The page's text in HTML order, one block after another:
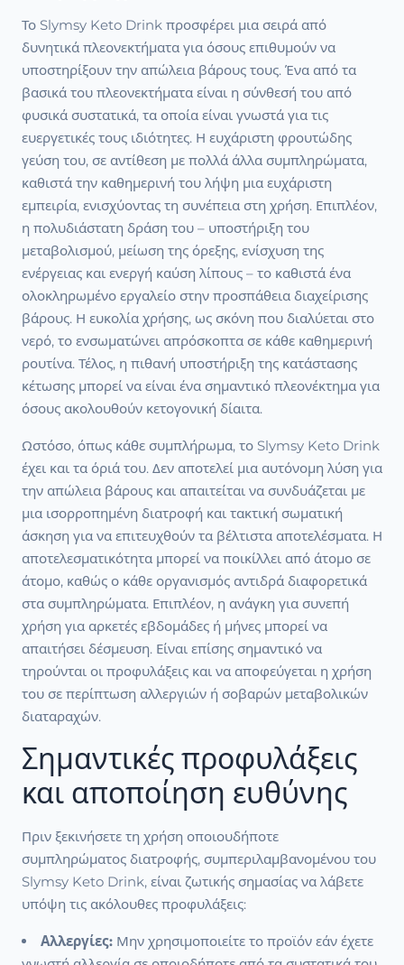
Το Slymsy Keto Drink προσφέρει μια σειρά από
δυνητικά πλεονεκτήματα για όσους επιθυμούν να
υποστηρίξουν την απώλεια βάρους τους. Ένα από τα
βασικά του πλεονεκτήματα είναι η σύνθεσή του από
φυσικά συστατικά, τα οποία είναι γνωστά για τις
ευεργετικές τους ιδιότητες. Η ευχάριστη φρουτώδης
γεύση του, σε αντίθεση με πολλά άλλα συμπληρώματα,
καθιστά την καθημερινή του λήψη μια ευχάριστη
εμπειρία, ενισχύοντας τη συνέπεια στη χρήση. Επιπλέον,
η πολυδιάστατη δράση του – υποστήριξη του
μεταβολισμού, μείωση της όρεξης, ενίσχυση της
ενέργειας και ενεργή καύση λίπους – το καθιστά ένα
ολοκληρωμένο εργαλείο στην προσπάθεια διαχείρισης
βάρους. Η ευκολία χρήσης, ως σκόνη που διαλύεται στο
νερό, το ενσωματώνει απρόσκοπτα σε κάθε καθημερινή
ρουτίνα. Τέλος, η πιθανή υποστήριξη της κατάστασης
κέτωσης μπορεί να είναι ένα σημαντικό πλεονέκτημα για
όσους ακολουθούν κετογονική δίαιτα.
Ωστόσο, όπως κάθε συμπλήρωμα, το Slymsy Keto Drink
έχει και τα όριά του. Δεν αποτελεί μια αυτόνομη λύση για
την απώλεια βάρους και απαιτείται να συνδυάζεται με
μια ισορροπημένη διατροφή και τακτική σωματική
άσκηση για να επιτευχθούν τα βέλτιστα αποτελέσματα. Η
αποτελεσματικότητα μπορεί να ποικίλλει από άτομο σε
άτομο, καθώς ο κάθε οργανισμός αντιδρά διαφορετικά
στα συμπληρώματα. Επιπλέον, η ανάγκη για συνεπή
χρήση για αρκετές εβδομάδες ή μήνες μπορεί να
απαιτήσει δέσμευση. Είναι επίσης σημαντικό να
τηρούνται οι προφυλάξεις και να αποφεύγεται η χρήση
του σε περίπτωση αλλεργιών ή σοβαρών μεταβολικών
διαταραχών.
Σημαντικές προφυλάξεις
και αποποίηση ευθύνης
Πριν ξεκινήσετε τη χρήση οποιουδήποτε
συμπληρώματος διατροφής, συμπεριλαμβανομένου του
Slymsy Keto Drink, είναι ζωτικής σημασίας να λάβετε
υπόψη τις ακόλουθες προφυλάξεις:
Αλλεργίες: Μην χρησιμοποιείτε το προϊόν εάν έχετε